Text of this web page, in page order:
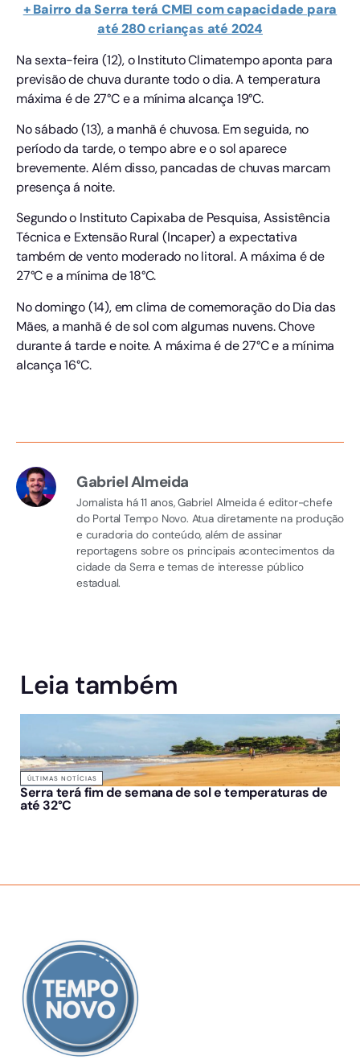
+ Bairro da Serra terá CMEI com capacidade para
até 280 crianças até 2024
Na sexta-feira (12), o Instituto Climatempo aponta para
previsão de chuva durante todo o dia. A temperatura
máxima é de 27°C e a mínima alcança 19°C.
No sábado (13), a manhã é chuvosa. Em seguida, no
período da tarde, o tempo abre e o sol aparece
brevemente. Além disso, pancadas de chuvas marcam
presença á noite.
Segundo o Instituto Capixaba de Pesquisa, Assistência
Técnica e Extensão Rural (Incaper) a expectativa
também de vento moderado no litoral. A máxima é de
27°C e a mínima de 18°C.
No domingo (14), em clima de comemoração do Dia das
Mães, a manhã é de sol com algumas nuvens. Chove
durante á tarde e noite. A máxima é de 27°C e a mínima
alcança 16°C.
Gabriel Almeida
Jornalista há 11 anos, Gabriel Almeida é editor-chefe
do Portal Tempo Novo. Atua diretamente na produção
e curadoria do conteúdo, além de assinar
reportagens sobre os principais acontecimentos da
cidade da Serra e temas de interesse público
estadual.
Leia também
ÚLTIMAS NOTÍCIAS
Serra terá fim de semana de sol e temperaturas de
até 32°C